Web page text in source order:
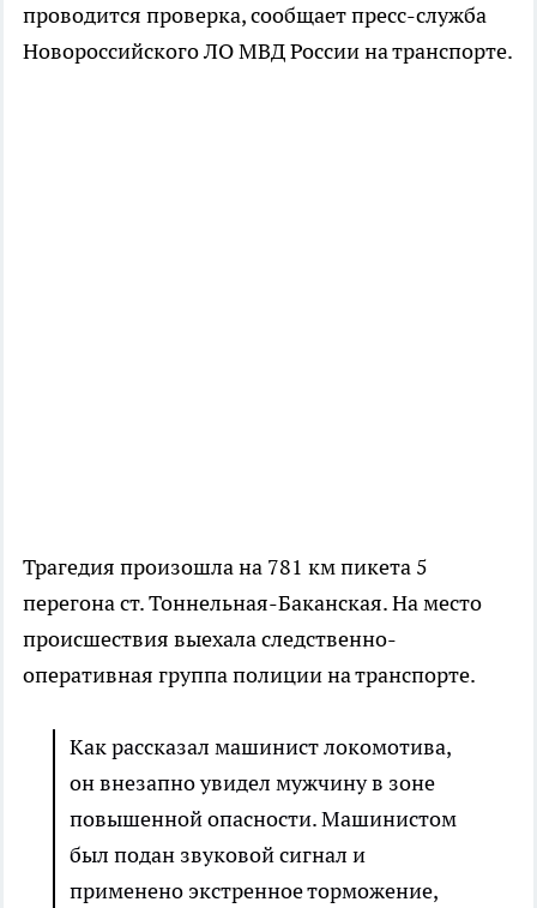
проводится проверка, сообщает пресс-служба
Новороссийского ЛО МВД России на транспорте.
Трагедия произошла на 781 км пикета 5
перегона ст. Тоннельная-Баканская. На место
происшествия выехала следственно-
оперативная группа полиции на транспорте.
Как рассказал машинист локомотива,
он внезапно увидел мужчину в зоне
повышенной опасности. Машинистом
был подан звуковой сигнал и
применено экстренное торможение,